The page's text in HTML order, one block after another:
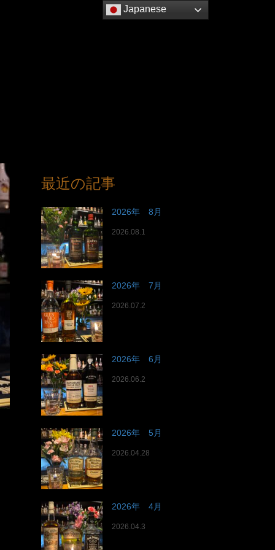
最近の記事
2026年 8月
2026.08.1
2026年 7月
2026.07.2
2026年 6月
2026.06.2
2026年 5月
2026.04.28
2026年 4月
2026.04.3
Japanese